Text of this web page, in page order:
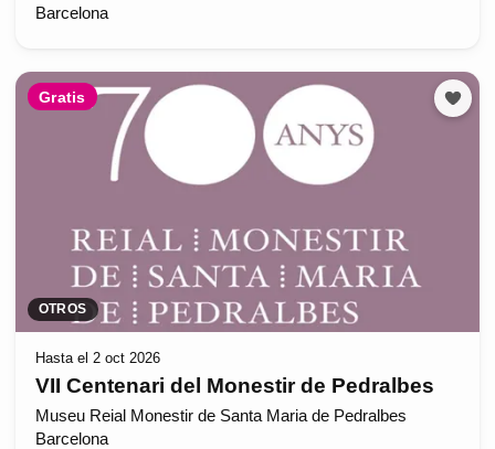
Barcelona
Gratis
OTROS
Hasta el 2 oct 2026
VII Centenari del Monestir de Pedralbes
Museu Reial Monestir de Santa Maria de Pedralbes
Barcelona